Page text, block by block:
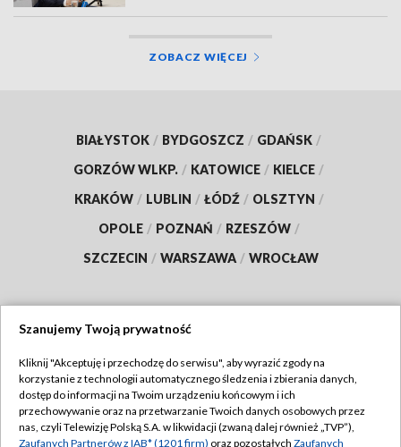
ZOBACZ WIĘCEJ
BIAŁYSTOK / BYDGOSZCZ / GDAŃSK /
GORZÓW WLKP. / KATOWICE / KIELCE /
KRAKÓW / LUBLIN / ŁÓDŹ / OLSZTYN /
OPOLE / POZNAŃ / RZESZÓW /
SZCZECIN / WARSZAWA / WROCŁAW
TVP
Abonament TVP
Emisja w TVP
Regulamin TVP
Szanujemy Twoją prywatność
Kliknij "Akceptuję i przechodzę do serwisu", aby wyrazić zgody na
korzystanie z technologii automatycznego śledzenia i zbierania danych,
dostęp do informacji na Twoim urządzeniu końcowym i ich
przechowywanie oraz na przetwarzanie Twoich danych osobowych przez
nas, czyli Telewizję Polską S.A. w likwidacji (zwaną dalej również „TVP”),
Zaufanych Partnerów z IAB* (1201 firm) oraz pozostałych Zaufanych